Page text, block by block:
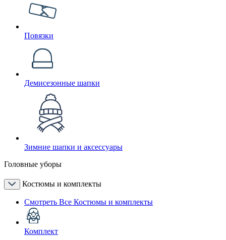
Повязки
Демисезонные шапки
Зимние шапки и аксессуары
Головные уборы
Костюмы и комплекты
Смотреть Все Костюмы и комплекты
Комплект